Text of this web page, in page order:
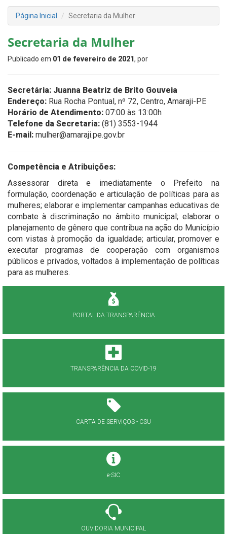
Página Inicial Secretaria da Mulher
Secretaria da Mulher
Publicado em 01 de fevereiro de 2021, por
Secretária: Juanna Beatriz de Brito Gouveia
Endereço: Rua Rocha Pontual, nº 72, Centro, Amaraji-PE
Horário de Atendimento: 07:00 às 13:00h
Telefone da Secretaria: (81) 3553-1944
E-mail: mulher@amaraji.pe.gov.br
Competência e Atribuições:
Assessorar direta e imediatamente o Prefeito na
formulação, coordenação e articulação de políticas para as
mulheres; elaborar e implementar campanhas educativas de
combate à discriminação no âmbito municipal; elaborar o
planejamento de gênero que contribua na ação do Município
com vistas à promoção da igualdade; articular, promover e
executar programas de cooperação com organismos
públicos e privados, voltados à implementação de políticas
para as mulheres.
PORTAL DA TRANSPARÊNCIA
TRANSPARÊNCIA DA COVID-19
CARTA DE SERVIÇOS - CSU
e-SIC
OUVIDORIA MUNICIPAL